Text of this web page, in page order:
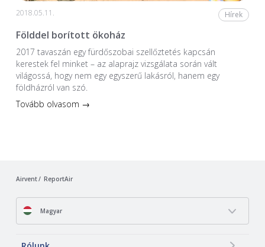
2018.05.11. Hírek
Földdel borított ökoház
2017 tavaszán egy fürdőszobai szellőztetés kapcsán
kerestek fel minket – az alaprajz vizsgálata során vált
világossá, hogy nem egy egyszerű lakásról, hanem egy
földházról van szó.
Tovább olvasom →
Airvent ReportAir
Magyar